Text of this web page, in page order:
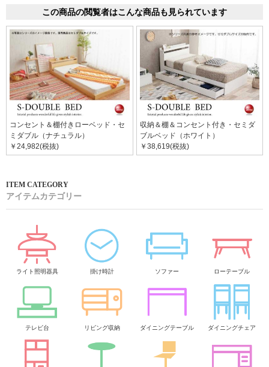
この商品の閲覧者はこんな商品も見られています
コンセント＆棚付きローベッド・セ
ミダブル（ナチュラル）
￥24,982(税抜)
収納＆棚＆コンセント付き・セミダ
ブルベッド（ホワイト）
￥38,619(税抜)
アイテムカテゴリー
ライト照明器具 掛け時計 ソファー ローテーブル
テレビ台 リビング収納 ダイニングテーブル ダイニングチェア